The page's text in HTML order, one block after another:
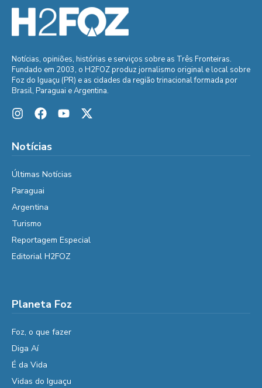
Notícias, opiniões, histórias e serviços sobre as Três Fronteiras.
Fundado em 2003, o H2FOZ produz jornalismo original e local sobre
Foz do Iguaçu (PR) e as cidades da região trinacional formada por
Brasil, Paraguai e Argentina.
Notícias
Últimas Notícias
Paraguai
Argentina
Turismo
Reportagem Especial
Editorial H2FOZ
Planeta Foz
Foz, o que fazer
Diga Aí
É da Vida
Vidas do Iguaçu